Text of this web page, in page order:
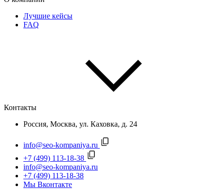
Лучшие кейсы
FAQ
Контакты
Россия, Москва, ул. Каховка, д. 24
info@seo-kompaniya.ru
+7 (499) 113-18-38
info@seo-kompaniya.ru
+7 (499) 113-18-38
Мы Вконтакте